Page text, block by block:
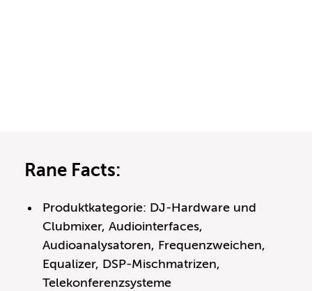
Rane Facts:
Produktkategorie: DJ-Hardware und
Clubmixer, Audiointerfaces,
Audioanalysatoren, Frequenzweichen,
Equalizer, DSP-Mischmatrizen,
Telekonferenzsysteme